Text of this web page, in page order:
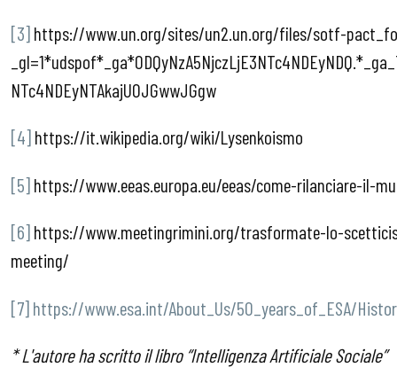
[3]https://www.un.org/sites/un2.un.org/files/sotf-
NTc4NDEyNTAkajU0JGwwJGgw
[4]https://it.wikipedia.org/wiki/Lysenkoismo
[5]https://www.eeas.europa.eu/eeas/come-rilanciare-il-
[6]https://www.meetingrimini.org/trasformate-lo-
meeting/
[7]https://www.esa.int/About_Us/50_years_of_ESA/
* L'autore ha scritto il libro “Intelligenza Artificiale Sociale”